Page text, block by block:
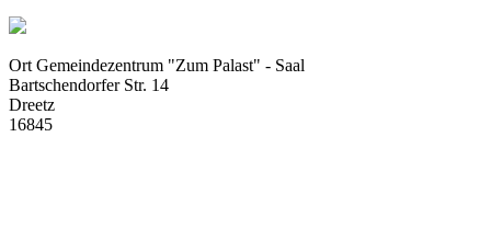
Ort Gemeindezentrum "Zum Palast" - Saal
Bartschendorfer Str. 14
Dreetz
16845